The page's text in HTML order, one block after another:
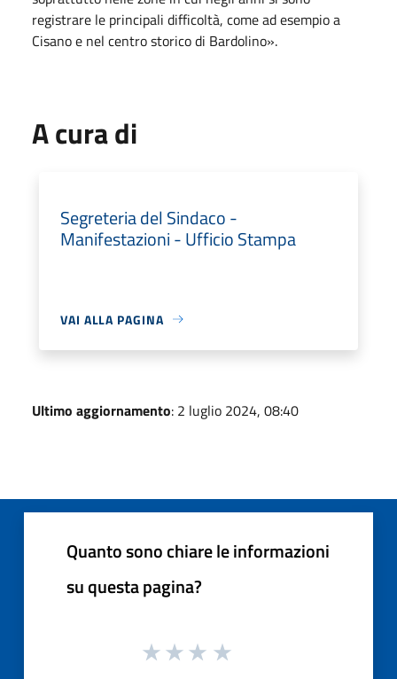
registrare le principali difficoltà, come ad esempio a
Cisano e nel centro storico di Bardolino».
A cura di
Segreteria del Sindaco -
Manifestazioni - Ufficio Stampa
VAI ALLA PAGINA
Ultimo aggiornamento: 2 luglio 2024, 08:40
Quanto sono chiare le informazioni
su questa pagina?